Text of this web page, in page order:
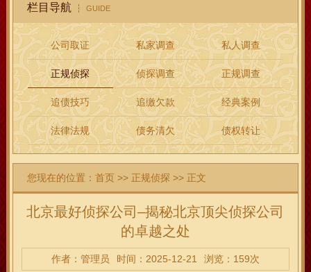
栏目导航 GUIDE
公司取证 私家调查 私人调查
正规侦探 侦探调查 正规调查
追债技巧 追缴欠款 经典案例
法律法规 债务清欠 债权转让
您现在的位置：首页 >> 正规侦探 >> 正文
北京最好侦探公司–揭秘北京顶尖侦探公司
的卓越之处
作者：管理员 时间：2025-12-21 浏览：159次